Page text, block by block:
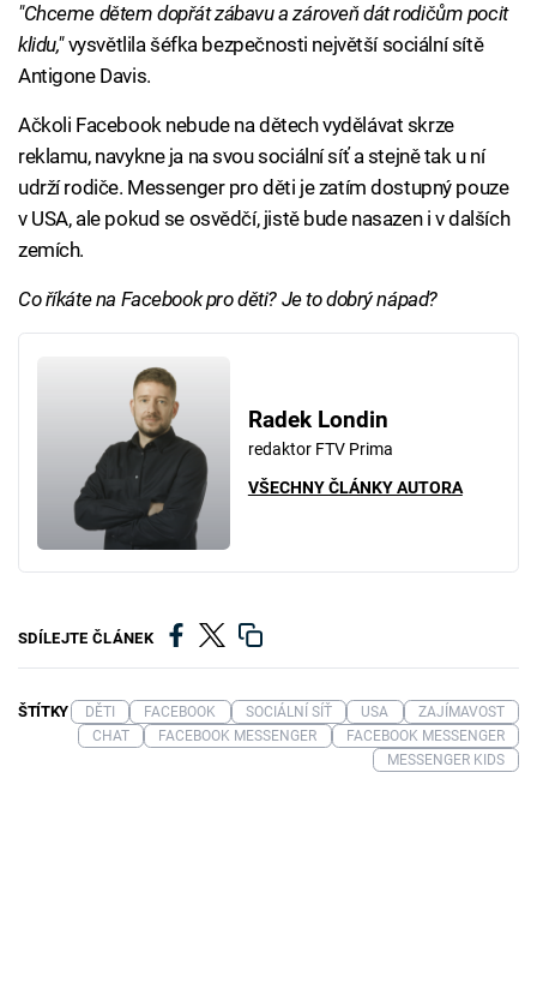
"Chceme dětem dopřát zábavu a zároveň dát rodičům pocit
klidu,"vysvětlila šéfka bezpečnosti největší sociální sítě
Antigone Davis.
Ačkoli Facebook nebude na dětech vydělávat skrze
reklamu, navykne ja na svou sociální síť a stejně tak u ní
udrží rodiče. Messenger pro děti je zatím dostupný pouze
v USA, ale pokud se osvědčí, jistě bude nasazen i v dalších
zemích.
Co říkáte na Facebook pro děti? Je to dobrý nápad?
Radek Londin
redaktor FTV Prima
VŠECHNY ČLÁNKY AUTORA
SDÍLEJTE ČLÁNEK
ŠTÍTKY DĚTI FACEBOOK SOCIÁLNÍ SÍŤ USA
ZAJÍMAVOST
CHAT
FACEBOOK MESSENGER
FACEBOOK MESSENGER
MESSENGER KIDS